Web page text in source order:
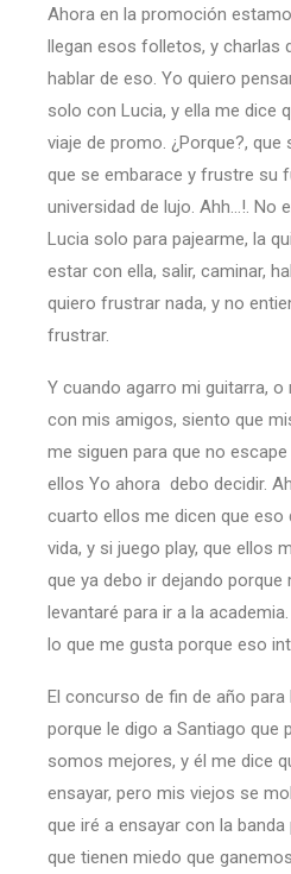
Ahora en la promoción
llegan esos folletos, y charlas
hablar de eso. Yo quiero
solo con Lucia, y ella me dice
viaje de promo. ¿Porque?,
que se embarace y frustre su
universidad de lujo. Ahh…!. No
Lucia solo para pajearme, la
estar con ella, salir, caminar,
quiero frustrar nada, y no
frustrar.
Y cuando agarro mi guitarra,
con mis amigos, siento que
me siguen para que no
ellos Yo ahora debo decidir.
cuarto ellos me dicen que eso
vida, y si juego play, que ellos
que ya debo ir dejando
levantaré para ir a la
lo que me gusta porque eso
El concurso de fin de año
porque le digo a Santiago que
somos mejores, y él me dice
ensayar, pero mis viejos se
que iré a ensayar con la
que tienen miedo que